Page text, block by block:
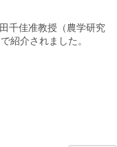
千佳准教授（農学研究
紹介されました。